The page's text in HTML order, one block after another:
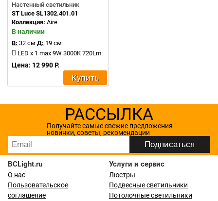
Настенный светильник
ST Luce SL1302.401.01
Коллекция: Aire
В наличии
В: 32 см Д: 19 см
LED x 1 max 9W 3000K 720Lm
Цена: 12 990 Р.
Купить
РАССЫЛКА
Получайте самые свежие предложения
новинки, советы, рекомендации
BCLight.ru
О нас
Пользовательское
соглашение
Услуги и сервис
Люстры
Подвесные светильники
Потолочные светильники